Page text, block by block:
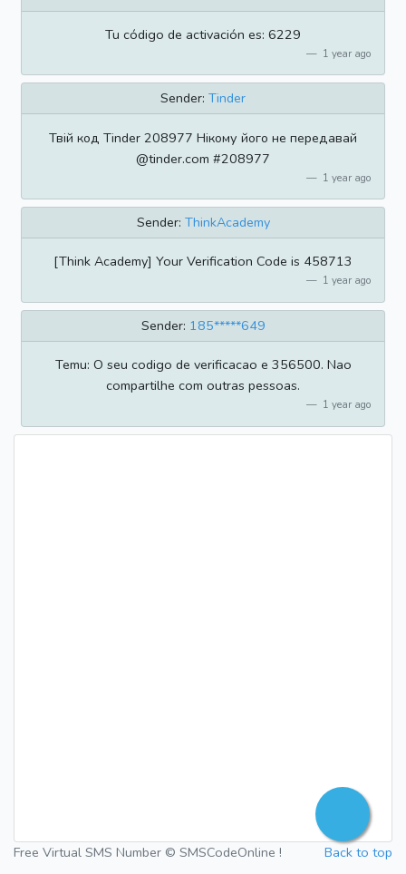
Tu código de activación es: 6229
1 year ago
Sender: Tinder
Твій код Tinder 208977 Нікому його не передавай
@tinder.com #208977
1 year ago
Sender: ThinkAcademy
[Think Academy] Your Verification Code is 458713
1 year ago
Sender: 185*****649
Temu: O seu codigo de verificacao e 356500. Nao
compartilhe com outras pessoas.
1 year ago
Back to top
Free Virtual SMS Number © SMSCodeOnline !